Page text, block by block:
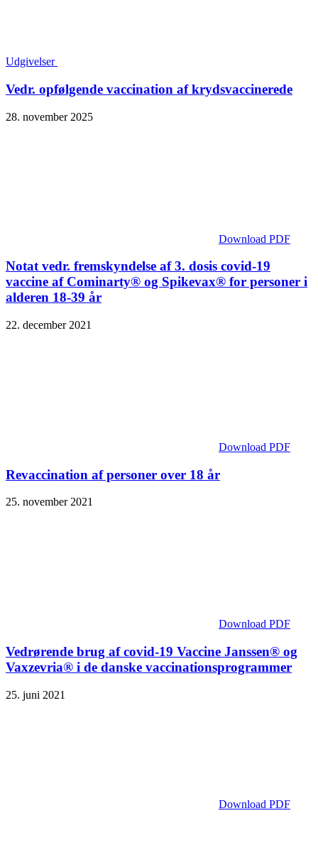
Udgivelser
Vedr. opfølgende vaccination af krydsvaccinerede
28. november 2025
Download PDF
Notat vedr. fremskyndelse af 3. dosis covid-19
vaccine af Cominarty® og Spikevax® for personer i
alderen 18-39 år
22. december 2021
Download PDF
Revaccination af personer over 18 år
25. november 2021
Download PDF
Vedrørende brug af covid-19 Vaccine Janssen® og
Vaxzevria® i de danske vaccinationsprogrammer
25. juni 2021
Download PDF